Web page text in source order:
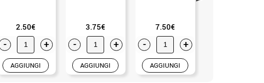
2.50€
- +
AGGIUNGI
3.75€
- +
AGGIUNGI
7.50€
- +
AGGIUNGI